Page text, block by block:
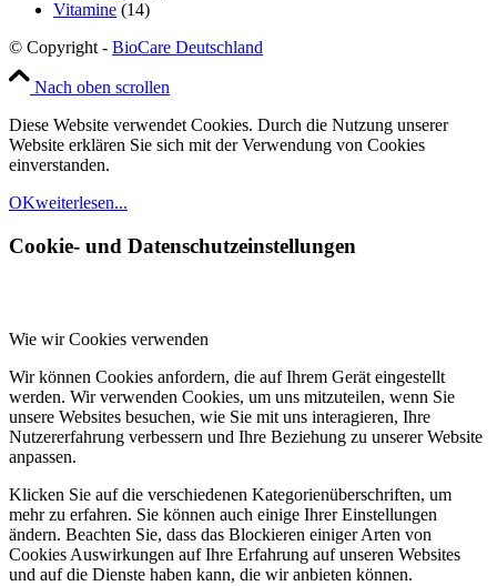
Vitamine (14)
© Copyright - BioCare Deutschland
Nach oben scrollen
Diese Website verwendet Cookies. Durch die Nutzung unserer
Website erklären Sie sich mit der Verwendung von Cookies
einverstanden.
OKweiterlesen...
Cookie- und Datenschutzeinstellungen
Wie wir Cookies verwenden
Wir können Cookies anfordern, die auf Ihrem Gerät eingestellt
werden. Wir verwenden Cookies, um uns mitzuteilen, wenn Sie
unsere Websites besuchen, wie Sie mit uns interagieren, Ihre
Nutzererfahrung verbessern und Ihre Beziehung zu unserer Website
anpassen.
Klicken Sie auf die verschiedenen Kategorienüberschriften, um
mehr zu erfahren. Sie können auch einige Ihrer Einstellungen
ändern. Beachten Sie, dass das Blockieren einiger Arten von
Cookies Auswirkungen auf Ihre Erfahrung auf unseren Websites
und auf die Dienste haben kann, die wir anbieten können.